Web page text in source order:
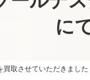
に
取させていただきました